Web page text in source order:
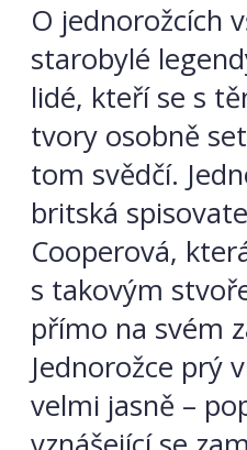
O jednorožcích
starobylé
lidé, kteří se s
tvory osobně
tom svědčí.
britská
Cooperová,
s takovým
přímo na svém
Jednorožce prý
velmi jasně –